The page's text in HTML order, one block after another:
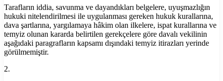
Tarafların iddia, savunma ve dayandıkları belgelere, uyuşmazlığın
hukuki nitelendirilmesi ile uygulanması gereken hukuk kurallarına,
dava şartlarına, yargılamaya hâkim olan ilkelere, ispat kurallarına ve
temyiz olunan kararda belirtilen gerekçelere göre davalı vekilinin
aşağıdaki paragrafların kapsamı dışındaki temyiz itirazları yerinde
görülmemiştir.
2.